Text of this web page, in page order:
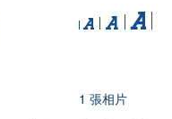
1 張相片